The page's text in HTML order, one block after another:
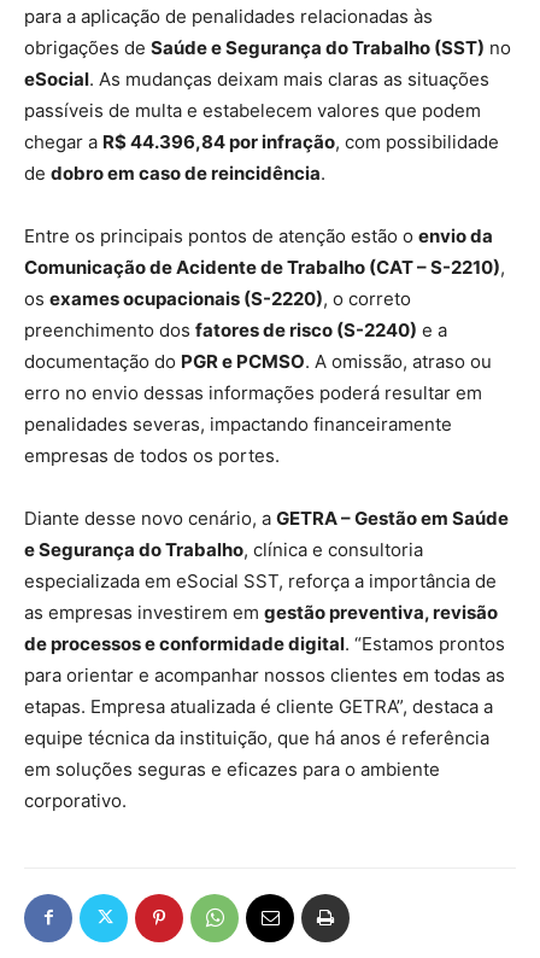
para a aplicação de penalidades relacionadas às
obrigações de Saúde e Segurança do Trabalho (SST) no
eSocial. As mudanças deixam mais claras as situações
passíveis de multa e estabelecem valores que podem
chegar a R$ 44.396,84 por infração, com possibilidade
de dobro em caso de reincidência.
Entre os principais pontos de atenção estão o envio da
Comunicação de Acidente de Trabalho (CAT – S-2210),
os exames ocupacionais (S-2220), o correto
preenchimento dos fatores de risco (S-2240) e a
documentação do PGR e PCMSO. A omissão, atraso ou
erro no envio dessas informações poderá resultar em
penalidades severas, impactando financeiramente
empresas de todos os portes.
Diante desse novo cenário, a GETRA – Gestão em Saúde
e Segurança do Trabalho, clínica e consultoria
especializada em eSocial SST, reforça a importância de
as empresas investirem em gestão preventiva, revisão
de processos e conformidade digital. “Estamos prontos
para orientar e acompanhar nossos clientes em todas as
etapas. Empresa atualizada é cliente GETRA”, destaca a
equipe técnica da instituição, que há anos é referência
em soluções seguras e eficazes para o ambiente
corporativo.